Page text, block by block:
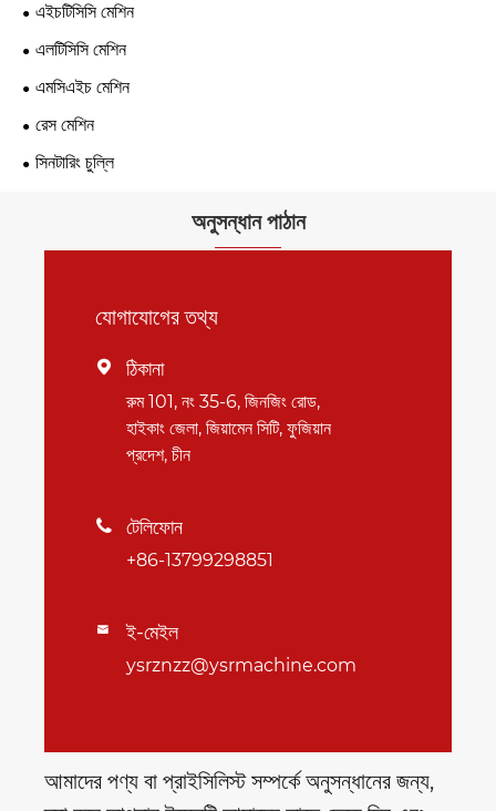
এইচটিসিসি মেশিন
এলটিসিসি মেশিন
এমসিএইচ মেশিন
রেস মেশিন
সিনটারিং চুল্লি
অনুসন্ধান পাঠান
যোগাযোগের তথ্য
 ঠিকানা
রুম 101, নং 35-6, জিনজিং রোড,
হাইকাং জেলা, জিয়ামেন সিটি, ফুজিয়ান
প্রদেশ, চীন
 টেলিফোন
+86-13799298851
 ই-মেইল
ysrznzz@ysrmachine.com
আমাদের পণ্য বা প্রাইসিলিস্ট সম্পর্কে অনুসন্ধানের জন্য,